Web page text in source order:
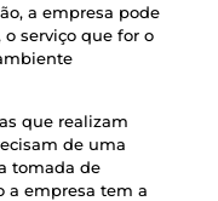
a empresa pode
serviço que for o
que realizam
de uma
tomada de
a empresa tem a